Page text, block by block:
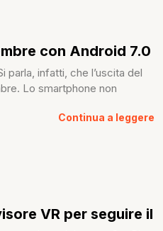
con Android 7.0
parla, infatti, che l’uscita del
Lo smartphone non
Continua a leggere
VR per seguire il